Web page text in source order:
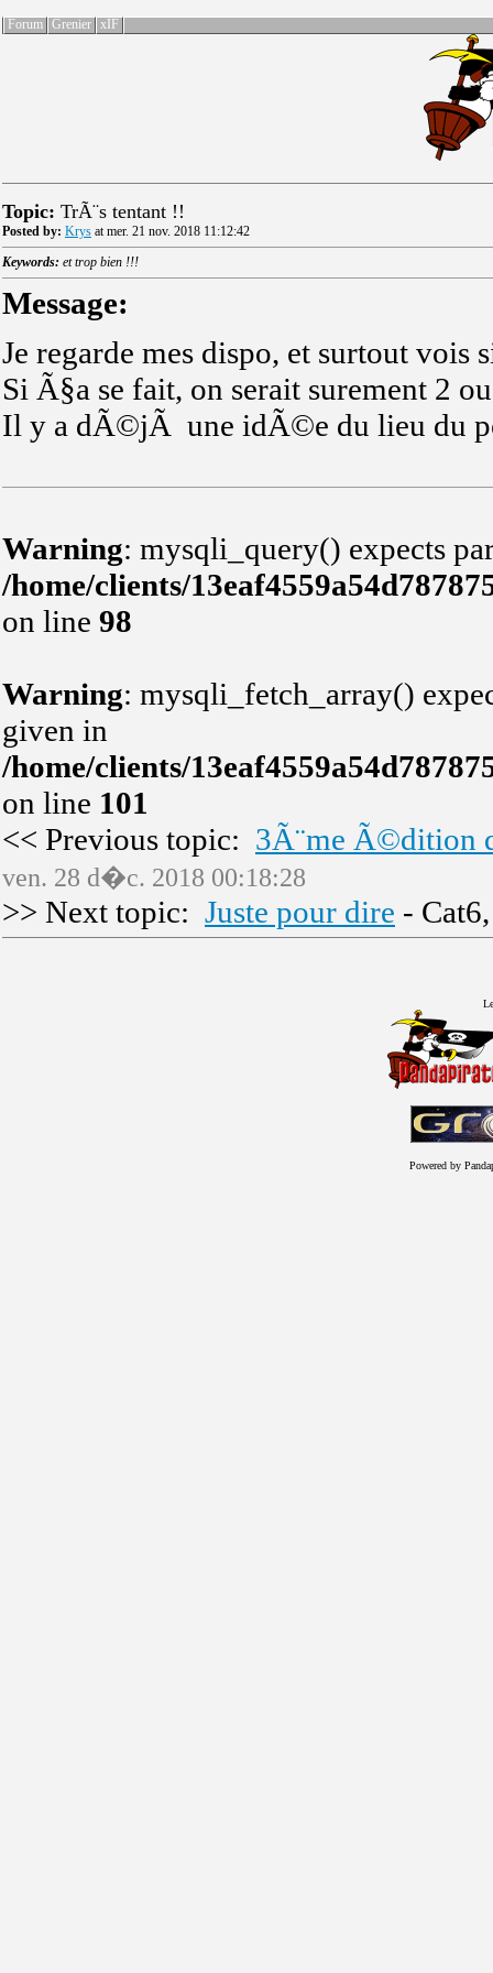
Forum Grenier xIF
Topic: TrÃ¨s tentant !!
Posted by: Krys at mer. 21 nov. 2018 11:12:42
Keywords: et trop bien !!!
Message:
Je regarde mes dispo, et surtout
Si Ã§a se fait, on serait surement 2
Il y a dÃ©jÃ une idÃ©e du lieu du
Warning: mysqli_query() expects
/home/clients/
on line 98
Warning: mysqli_fetch_array()
given in
/home/clients/
on line 101
<< Previous topic: 3Ã¨me Ã©dition
ven. 28 d�c. 2018 00:18:28
>> Next topic: Juste pour dire -
Powered by